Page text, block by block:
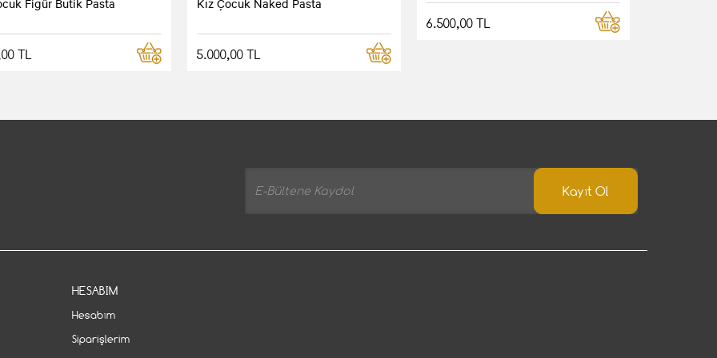
Figür Butik Pasta
TL
Kız Çocuk Naked Pasta
5.000,00 TL
6.500,00 TL
Kayıt Ol
HESABIM
Hesabım
Siparişlerim